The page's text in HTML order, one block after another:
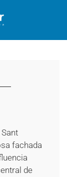
fachada
de